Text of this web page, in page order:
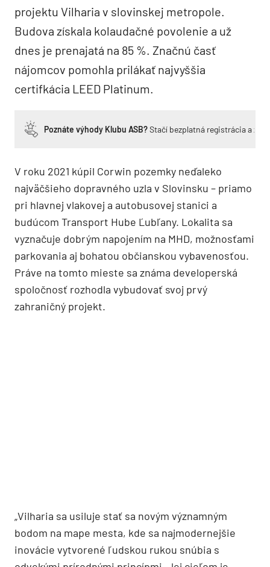
projektu Vilharia v slovinskej metropole.
Budova získala kolaudačné povolenie a už
dnes je prenajatá na 85 %. Značnú časť
nájomcov pomohla prilákať najvyššia
certifkácia LEED Platinum.
Poznáte výhody Klubu ASB?Stačí bezplatná registrácia a
V roku 2021 kúpil Corwin pozemky neďaleko
najväčšieho dopravného uzla v Slovinsku – priamo
pri hlavnej vlakovej a autobusovej stanici a
budúcom Transport Hube Ľubľany. Lokalita sa
vyznačuje dobrým napojením na MHD, možnosťami
parkovania aj bohatou občianskou vybavenosťou.
Práve na tomto mieste sa známa developerská
spoločnosť rozhodla vybudovať svoj prvý
zahraničný projekt.
„Vilharia sa usiluje stať sa novým významným
bodom na mape mesta, kde sa najmodernejšie
inovácie vytvorené ľudskou rukou snúbia s